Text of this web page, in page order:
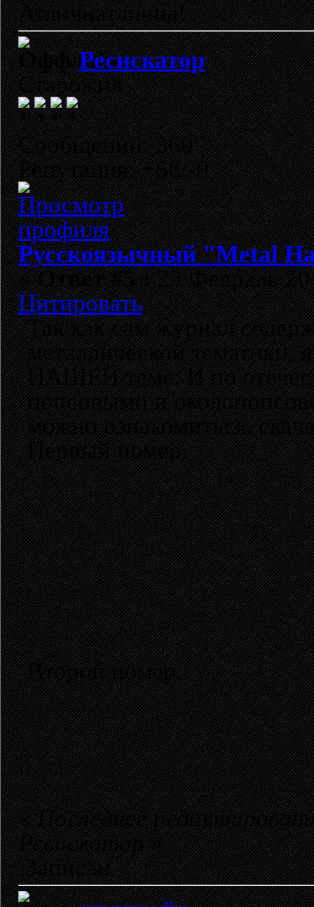
Атличнатлична!
Ресискатор
Старожил
Сообщений: 360
Репутация: +68/-0
Русскоязычный "Metal
«Ответ #5 :23 Февраль
Цитировать
Так как сам журнал
металлической тематики,
НАШЕЙ теме. И по
попсовыми и
можно ознакомиться,
Первый номер.
Второй номер.
«Последнее
Ресискатор»
Записан